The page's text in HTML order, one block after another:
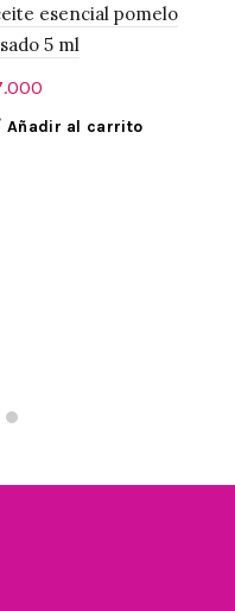
esencial pomelo
5 ml
Añadir al carrito